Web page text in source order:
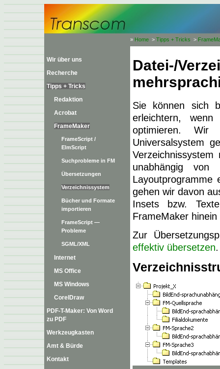
» Home > Tipps + Tricks >
Wir über uns
Recherche
Tipps + Tricks
Redaktion
Acrobat
FrameMaker
FrameScript /
ElmScript
Suchprobleme in FM
Übersetzungen
Verzeichnissystem
Bücher und Formate
importieren
FrameScript —
Probleme
SGML/XML
Internet
MS Office
MS Windows
CorelDraw
PDF-T-Maker: Von Word
zu PDF
Werkzeugkasten
Amt & Bürde
Kontakt
Datei-/
Sie können sich
erleichtern,
optimieren.
Universalsystem
unabhängig
Layoutprogramme
gehen wir davon
Insets bzw.
FrameMaker
Zur
effektiv übersetzen.